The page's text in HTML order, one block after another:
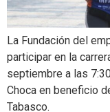
La Fundación del
participar en la
septiembre a las
Choca en beneficio
Tabasco.